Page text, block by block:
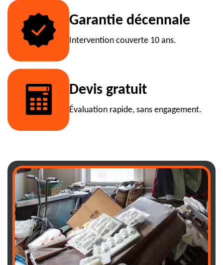
Garantie décennale
Intervention couverte 10 ans.
Devis gratuit
Évaluation rapide, sans engagement.